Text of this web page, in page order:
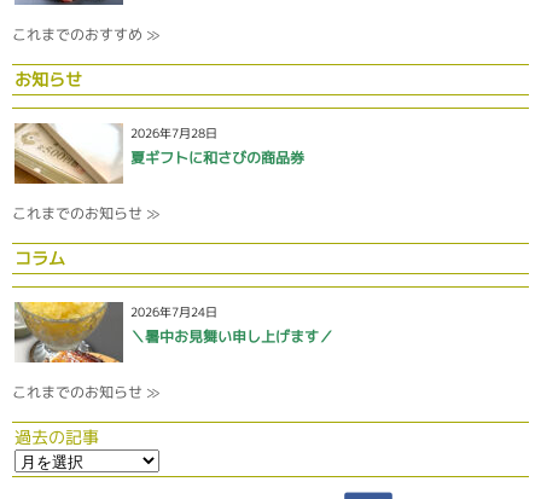
これまでのおすすめ ≫
お知らせ
2026年7月28日
夏ギフトに和さびの商品券
これまでのお知らせ ≫
コラム
2026年7月24日
＼暑中お見舞い申し上げます／
これまでのお知らせ ≫
過去の記事